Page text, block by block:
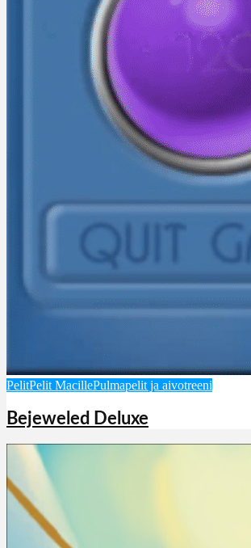
PelitPelit MacillePulmapelit ja aivotreeni
Bejeweled Deluxe